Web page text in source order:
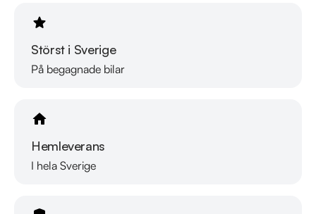
Störst i Sverige
På begagnade bilar
Hemleverans
I hela Sverige
Telefontider:
Måndag - Söndag 08:00 - 24:00
Måndag - Fredag 09:00 - 19:00
Söndag 10:00 - 16:00